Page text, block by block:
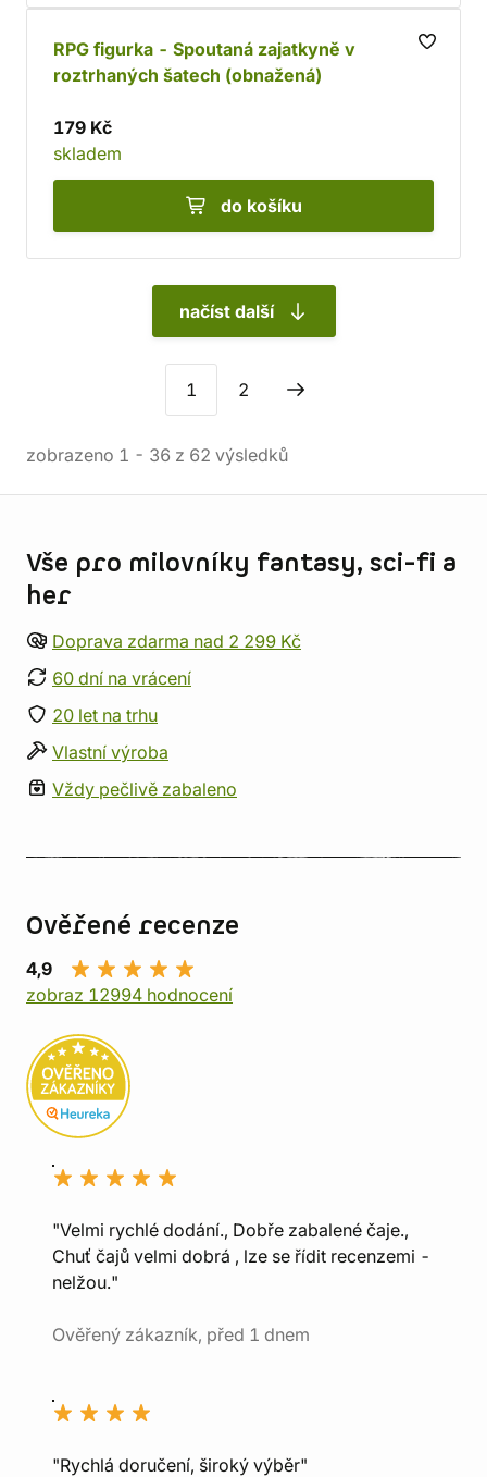
RPG figurka - Spoutaná zajatkyně v
roztrhaných šatech (obnažená)
179 Kč
skladem
do košíku
načíst další
1 2
zobrazeno 1 - 36 z 62 výsledků
Vše pro milovníky fantasy, sci-fi a
her
Doprava zdarma nad 2 299 Kč
60 dní na vrácení
20 let na trhu
Vlastní výroba
Vždy pečlivě zabaleno
Ověřené recenze
4,9
zobraz 12994 hodnocení
"Velmi rychlé dodání., Dobře zabalené čaje.,
Chuť čajů velmi dobrá , lze se řídit recenzemi -
nelžou."
Ověřený zákazník, před 1 dnem
"Rychlá doručení, široký výběr"